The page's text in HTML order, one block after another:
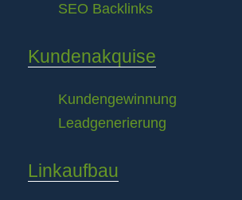
SEO Backlinks
Kundenakquise
Kundengewinnung
Leadgenerierung
Linkaufbau